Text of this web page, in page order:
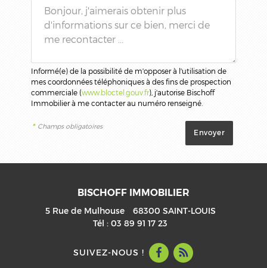
Informé(e) de la possibilité de m'opposer à l'utilisation de
mes coordonnées téléphoniques à des fins de prospection
commerciale (www.bloctel.gouv.fr), j'autorise Bischoff
Immobilier à me contacter au numéro renseigné.
* Champs obligatoires
BISCHOFF IMMOBILIER
5 Rue de Mulhouse 68300 SAINT-LOUIS
Tél :03 89 91 17 23
SUIVEZ-NOUS !